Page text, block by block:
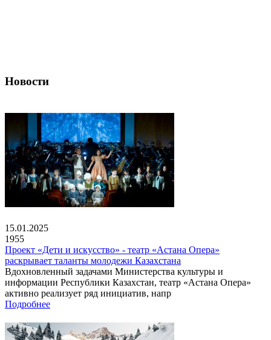
Новости
15.01.2025
1955
Проект «Дети и искусство» - театр «Астана Опера»
раскрывает таланты молодежи Казахстана
Вдохновленный задачами Министерства культуры и
информации Республики Казахстан, театр «Астана Опера»
активно реализует ряд инициатив, напр
Подробнее